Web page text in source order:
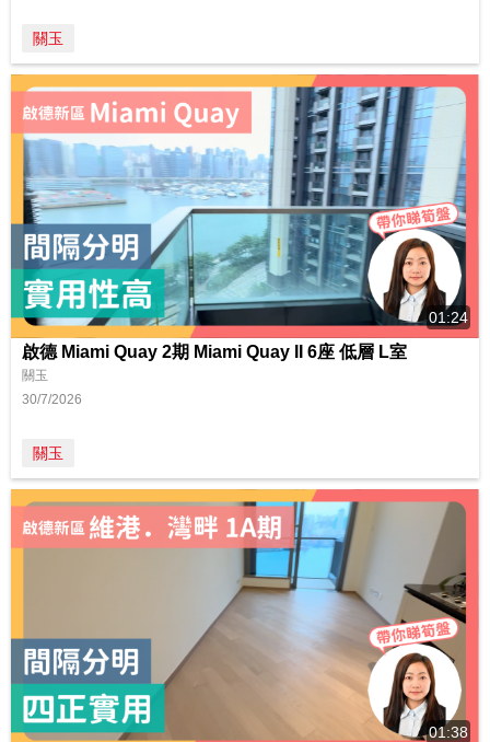
關玉
01:24
啟德 Miami Quay 2期 Miami Quay II 6座 低層 L室
關玉
30/7/2026
關玉
01:38